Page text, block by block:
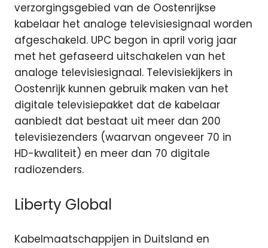
verzorgingsgebied van de Oostenrijkse
kabelaar het analoge televisiesignaal worden
afgeschakeld. UPC begon in april vorig jaar
met het gefaseerd uitschakelen van het
analoge televisiesignaal. Televisiekijkers in
Oostenrijk kunnen gebruik maken van het
digitale televisiepakket dat de kabelaar
aanbiedt dat bestaat uit meer dan 200
televisiezenders (waarvan ongeveer 70 in
HD-kwaliteit) en meer dan 70 digitale
radiozenders.
Liberty Global
Kabelmaatschappijen in Duitsland en